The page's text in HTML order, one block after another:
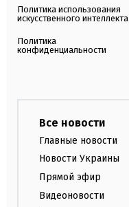
Политика использования
искусственного интеллекта
Политика
конфиденциальности
Все новости
Главные новости
Новости Украины
Прямой эфир
Видеоновости